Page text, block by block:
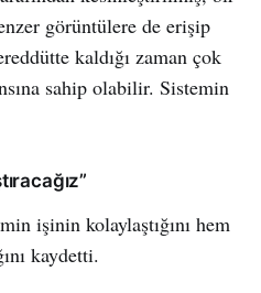
görüntülere de erişip
kaldığı zaman çok
sahip olabilir. Sistemin
işinin kolaylaştığını hem
kaydetti.